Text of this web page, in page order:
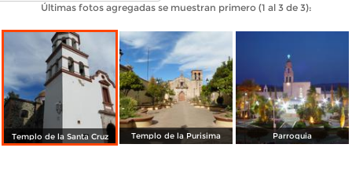
Últimas fotos agregadas se muestran primero (1 al 3 de 3):
Templo de la Santa Cruz Templo de la Purisima Parroquia